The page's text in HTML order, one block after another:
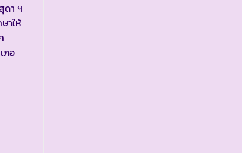
ดา ฯ
าให้
ภอ